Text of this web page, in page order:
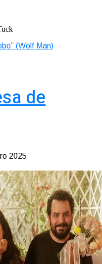
(Wolf Man)
de
2025